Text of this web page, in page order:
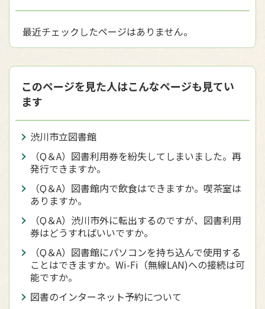
最近チェックしたページはありません。
このページを見た人はこんなページも見てい
ます
渋川市立図書館
（Q＆A）図書利用券を紛失してしまいました。再
発行できますか。
（Q＆A）図書館内で飲食はできますか。喫茶室は
ありますか。
（Q＆A）渋川市外に転出するのですが、図書利用
券はどうすればいいですか。
（Q＆A）図書館にパソコンを持ち込んで使用する
ことはできますか。Wi-Fi（無線LAN)への接続は可
能ですか。
図書のインターネット予約について